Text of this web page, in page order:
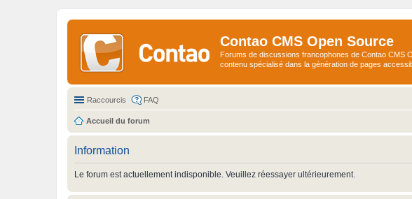
Contao CMS Open Source
Forums de discussions francophones de Contao CMS
contenu spécialisé dans la génération de pages
Raccourcis FAQ
Accueil du forum
Information
Le forum est actuellement indisponible. Veuillez réessayer ultérieurement.